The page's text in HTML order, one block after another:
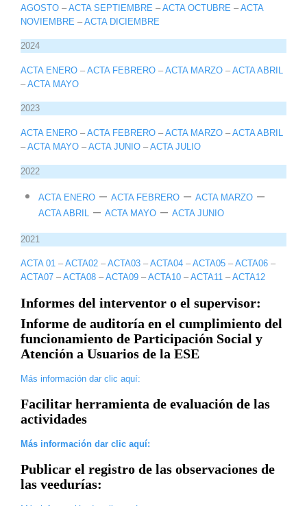
AGOSTO – ACTA SEPTIEMBRE – ACTA OCTUBRE – ACTA
NOVIEMBRE – ACTA DICIEMBRE
2024
ACTA ENERO – ACTA FEBRERO – ACTA MARZO – ACTA ABRIL
– ACTA MAYO
2023
ACTA ENERO – ACTA FEBRERO – ACTA MARZO – ACTA ABRIL
– ACTA MAYO – ACTA JUNIO – ACTA JULIO
2022
ACTA ENERO – ACTA FEBRERO – ACTA MARZO –
ACTA ABRIL – ACTA MAYO – ACTA JUNIO
2021
ACTA 01 – ACTA02 – ACTA03 – ACTA04 – ACTA05 – ACTA06 –
ACTA07 – ACTA08 – ACTA09 – ACTA10 – ACTA11 – ACTA12
Informes del interventor o el supervisor:
Informe de auditoría en el cumplimiento del
funcionamiento de Participación Social y
Atención a Usuarios de la ESE
Más información dar clic aquí:
Facilitar herramienta de evaluación de las
actividades
Más información dar clic aquí:
Publicar el registro de las observaciones de
las veedurías: